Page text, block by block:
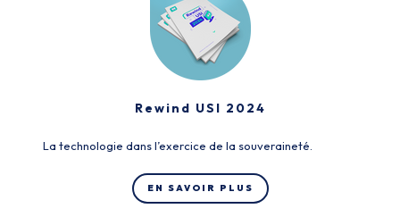
Rewind USI 2024
La technologie dans l’exercice de la souveraineté.
EN SAVOIR PLUS